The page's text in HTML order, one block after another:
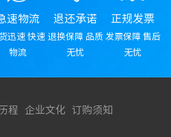
速物流
迅速 快速
物流
退还承诺
退换保障 品质
无忧
正规发票
发票保障 售后
无忧
程 企业文化
订购须知